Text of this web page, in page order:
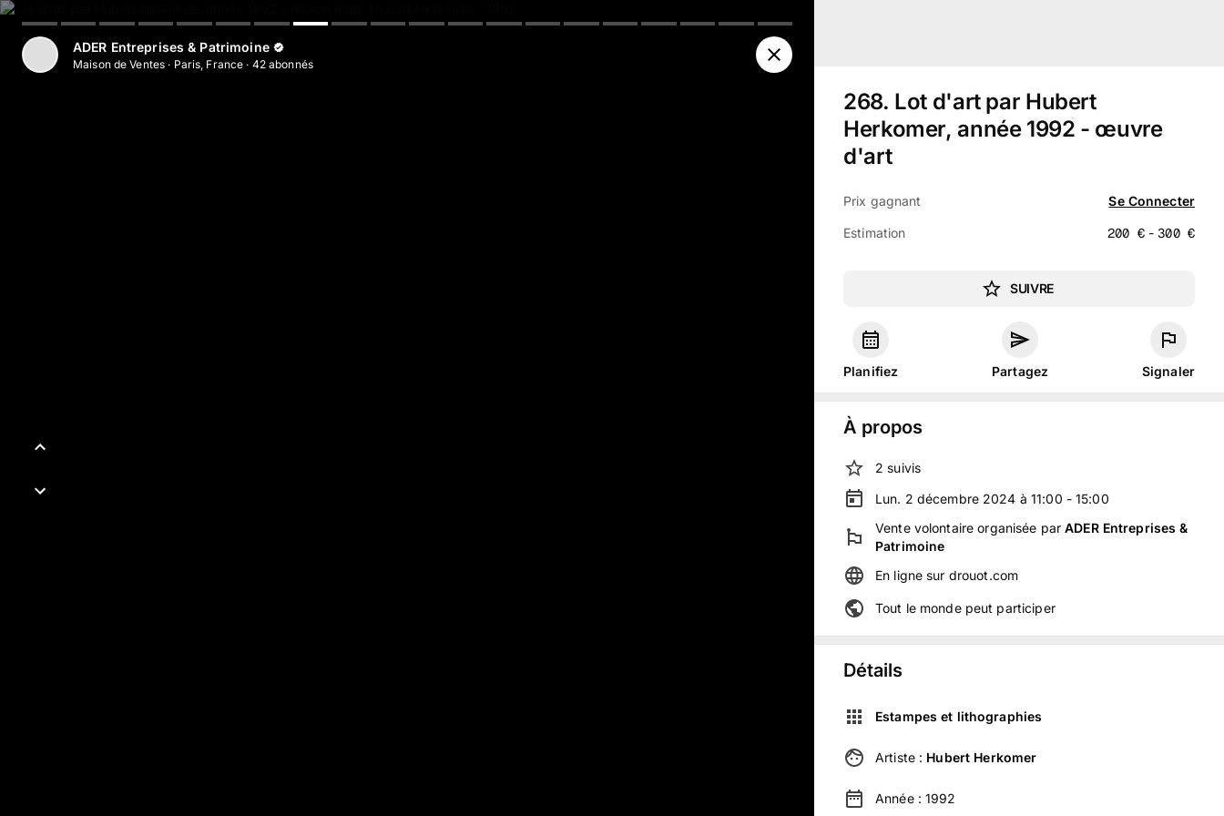
Aller au contenu principal
ADER Entreprises & Patrimoine
Maison de Ventes · Paris, France · 42abonnés
268. Lot d'art par Hubert
Herkomer, année 1992 - œuvre
d'art
Prix gagnant Se Connecter
Estimation 200 €-300 €
SUIVRE
Planifiez Partagez Signaler
À propos
2 suivis
Lun. 2 décembre 2024 à 11:00 - 15:00
Vente volontaire organisée parADER Entreprises &
Patrimoine
En ligne sur drouot.com
Tout le monde peut participer
Détails
Estampes et lithographies
Artiste : Hubert Herkomer
Année :1992